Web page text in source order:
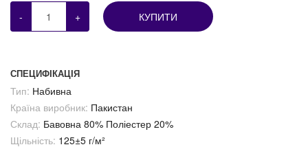
- + КУПИТИ
СПЕЦИФІКАЦІЯ
Тип: Набивна
Країна виробник: Пакистан
Склад: Бавовна 80% Поліестер 20%
Щільність: 125±5 г/м²